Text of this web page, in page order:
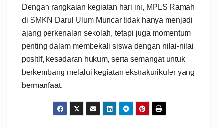
Dengan rangkaian kegiatan hari ini, MPLS Ramah
di SMKN Darul Ulum Muncar tidak hanya menjadi
ajang perkenalan sekolah, tetapi juga momentum
penting dalam membekali siswa dengan nilai-nilai
positif, kesadaran hukum, serta semangat untuk
berkembang melalui kegiatan ekstrakurikuler yang
bermanfaat.